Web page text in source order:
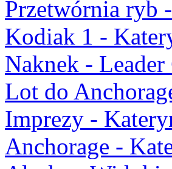
Przetwórnia ryb
Kodiak 1 -
Naknek -
Lot do
Imprezy -
Anchorage -